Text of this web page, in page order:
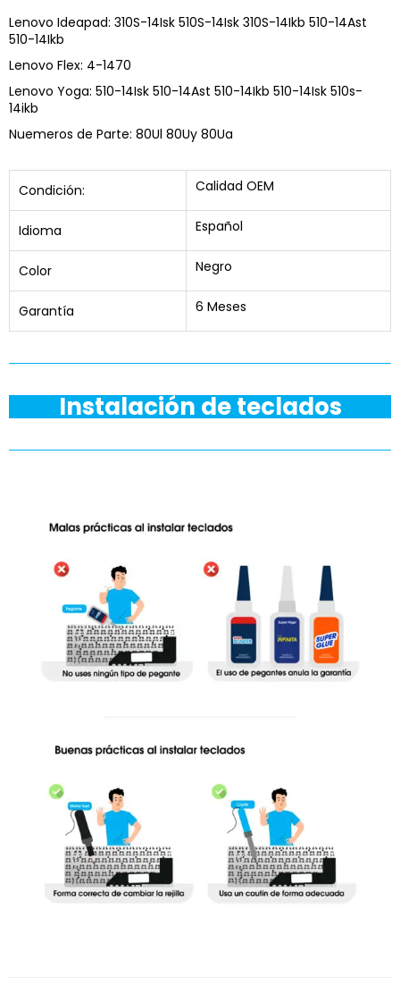
Lenovo Ideapad: 310S-14Isk 510S-14Isk 310S-14Ikb 510-14Ast
510-14Ikb
Lenovo Flex: 4-1470
Lenovo Yoga: 510-14Isk 510-14Ast 510-14Ikb 510-14Isk 510s-
14ikb
Nuemeros de Parte: 80Ul 80Uy 80Ua
Condición: Calidad OEM
Idioma Español
Color Negro
Garantía 6 Meses
Instalación de teclados